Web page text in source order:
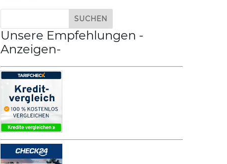
Unsere Empfehlungen -
Anzeigen-